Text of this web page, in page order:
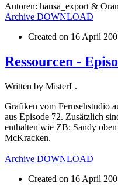
Autoren: hansa_export &
Archive DOWNLOAD
Created on 16 April
Ressourcen -
Written by MisterL.
Grafiken vom Fernsehstudio
aus Episode 72. Zusätzlich
enthalten wie ZB: Sandy
McKracken.
Archive DOWNLOAD
Created on 16 April